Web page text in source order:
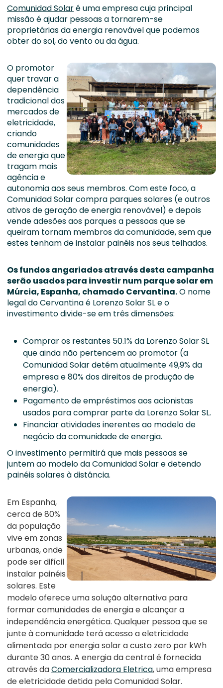
Comunidad Solaré uma empresa cuja principal
missão é ajudar pessoas a tornarem-se
proprietárias da energia renovável que podemos
obter do sol, do vento ou da água.
O promotor
quer travar a
dependência
tradicional dos
mercados de
eletricidade,
criando
comunidades
de energia que
tragam mais
agência e
autonomia aos seus membros. Com este foco, a
Comunidad Solar compra parques solares (e outros
ativos de geração de energia renovável) e depois
vende adesões aos parques a pessoas que se
queiram tornam membros da comunidade, sem que
estes tenham de instalar painéis nos seus telhados.
Os fundos angariados através desta campanha
serão usados para investir num parque solar em
Múrcia, Espanha, chamado Cervantina.O nome
legal do Cervantina é Lorenzo Solar SL e o
investimento divide-se em três dimensões:
Comprar os restantes 50.1% da Lorenzo Solar SL
que ainda não pertencem ao promotor (a
Comunidad Solar detém atualmente 49,9% da
empresa e 80% dos direitos de produção de
energia).
Pagamento de empréstimos aos acionistas
usados para comprar parte da Lorenzo Solar SL.
Financiar atividades inerentes ao modelo de
negócio da comunidade de energia.
O investimento permitirá que mais pessoas se
juntem ao modelo da Comunidad Solar e detendo
painéis solares à distância.
Em Espanha,
cerca de 80%
da população
vive em zonas
urbanas, onde
pode ser difícil
instalar painéis
solares. Este
modelo oferece uma solução alternativa para
formar comunidades de energia e alcançar a
independência energética. Qualquer pessoa que se
junte à comunidade terá acesso a eletricidade
alimentada por energia solar a custo zero por kWh
durante 30 anos. A energia da central é fornecida
através daComercializadora Eletrica, uma empresa
de eletricidade detida pela Comunidad Solar.